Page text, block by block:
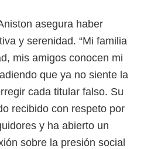
asegura haber
y serenidad. “Mi familia
mis amigos conocen mi
que ya no siente la
cada titular falso. Su
recibido con respeto por
y ha abierto un
sobre la presión social